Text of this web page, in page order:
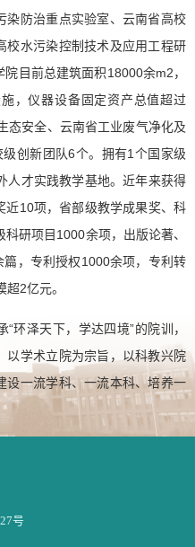
染防治重点实验室、云南省高校
校水污染控制技术及应用工程研
目前总建筑面积18000余m2，
，仪器设备固定资产总值超过
态安全、云南省工业废气净化及
创新团队6个。拥有1个国家级
人才实践教学基地。近年来获得
近10项，省部级教学成果奖、科
研项目1000余项，出版论著、
，专利授权1000余项，专利转
2亿元。
环泽天下，学达四境”的院训，
以学术立院为宗旨，以科教兴院
设一流学科、一流本科、培养一
号